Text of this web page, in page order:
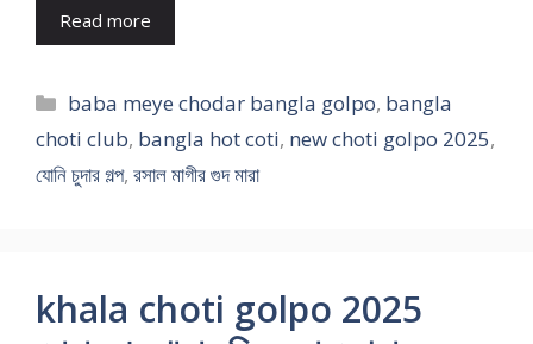
Read more
Categories
baba meye chodar bangla golpo, bangla
choti club, bangla hot coti, new choti golpo 2025,
যোনি চুদার গল্প, রসাল মাগীর গুদ মারা
khala choti golpo 2025